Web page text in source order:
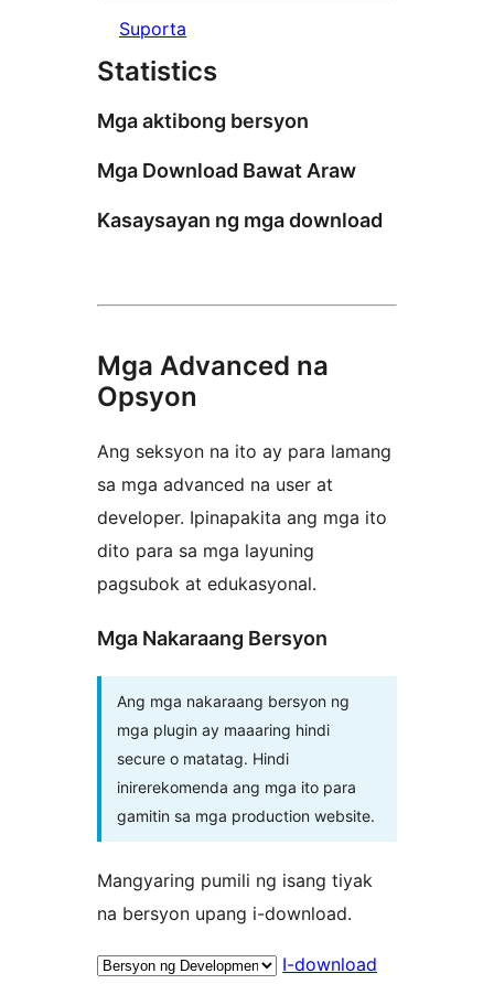
Suporta
Statistics
Mga aktibong bersyon
Mga Download Bawat Araw
Kasaysayan ng mga download
Mga Advanced na
Opsyon
Ang seksyon na ito ay para lamang
sa mga advanced na user at
developer. Ipinapakita ang mga ito
dito para sa mga layuning
pagsubok at edukasyonal.
Mga Nakaraang Bersyon
Ang mga nakaraang bersyon ng
mga plugin ay maaaring hindi
secure o matatag. Hindi
inirerekomenda ang mga ito para
gamitin sa mga production website.
Mangyaring pumili ng isang tiyak
na bersyon upang i-download.
I-download